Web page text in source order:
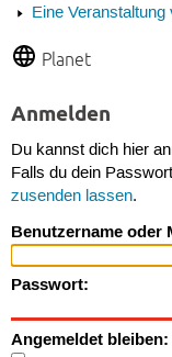
Eine
Planet
Anmelden
Du kannst dich hier
Falls du dein
zusenden lassen.
Benutzername oder
Passwort:
Angemeldet bleiben: